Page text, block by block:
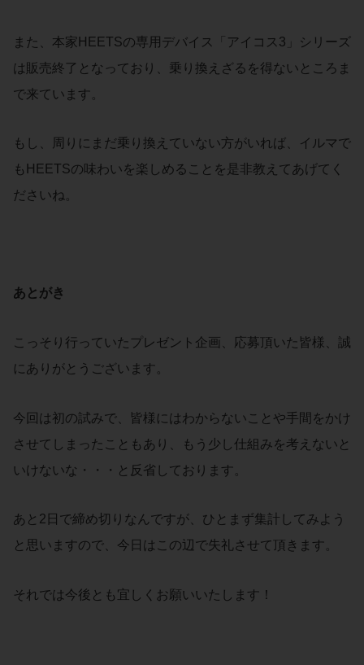
また、本家HEETSの専用デバイス「アイコス3」シリーズ
は販売終了となっており、乗り換えざるを得ないところま
で来ています。
もし、周りにまだ乗り換えていない方がいれば、イルマで
もHEETSの味わいを楽しめることを是非教えてあげてく
ださいね。
あとがき
こっそり行っていたプレゼント企画、応募頂いた皆様、誠
にありがとうございます。
今回は初の試みで、皆様にはわからないことや手間をかけ
させてしまったこともあり、もう少し仕組みを考えないと
いけないな・・・と反省しております。
あと2日で締め切りなんですが、ひとまず集計してみよう
と思いますので、今日はこの辺で失礼させて頂きます。
それでは今後とも宜しくお願いいたします！